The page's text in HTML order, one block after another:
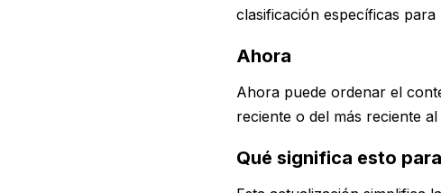
clasificación específicas para
Ahora
Ahora puede ordenar el
reciente o del más reciente
Qué significa esto